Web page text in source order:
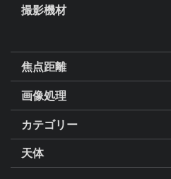
撮影機材
焦点距離
画像処理
カテゴリー
天体